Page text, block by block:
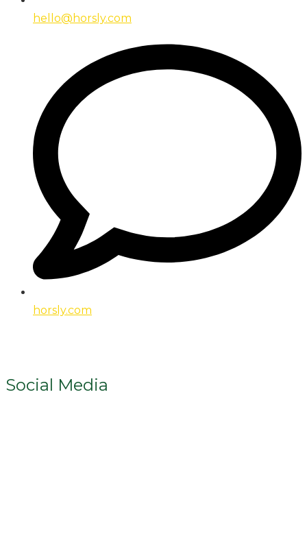
hello@horsly.com
horsly.com
Social Media